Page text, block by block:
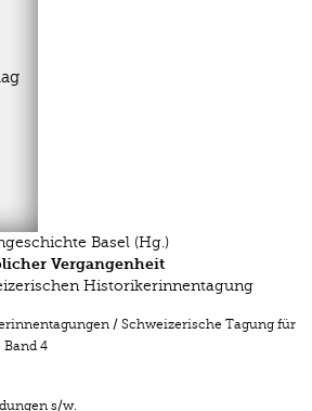
Basel (Hg.)
Vergangenheit
Historikerinnentagung
/ Schweizerische Tagung für
Band 4
s/w.